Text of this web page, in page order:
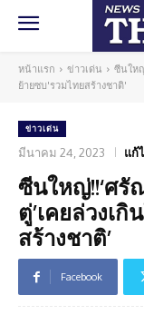
หน้าแรก ข่าวเด่น
ซีนให
ย้ายซบ'รวมไทยสร้างชาติ'
ข่าวเด่น
มีนาคม 24, 2023 แก้
ซีนใหญ่!!‘ศรั
ตู่’เคยล่วงเ
สร้างชาติ’
Facebook